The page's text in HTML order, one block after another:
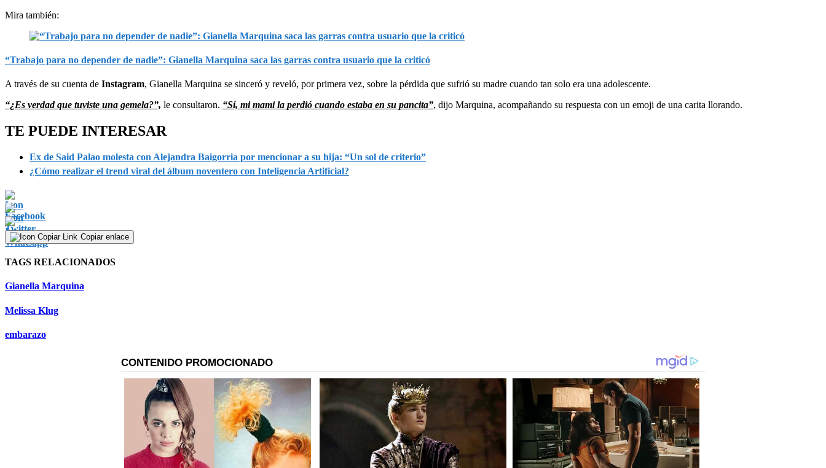
Mira también:
“Trabajo para no depender de nadie”: Gianella Marquina saca las garras contra usuario que la criticó
A través de su cuenta de Instagram, Gianella Marquina se sinceró y reveló, por primera vez, sobre la pérdida que sufrió su madre cuando tan solo era una adolescente.
“¿Es verdad que tuviste una gemela?”, le consultaron. “Sí, mi mami la perdió cuando estaba en su pancita”, dijo Marquina, acompañando su respuesta con un emoji de una carita llorando.
TE PUEDE INTERESAR
Ex de Said Palao molesta con Alejandra Baigorria por mencionar a su hija: “Un sol de criterio”
¿Cómo realizar el trend viral del álbum noventero con Inteligencia Artificial?
Copiar enlace
TAGS RELACIONADOS
Gianella Marquina
Melissa Klug
embarazo